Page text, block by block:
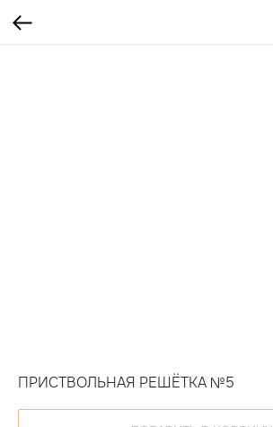
ПРИСТВОЛЬНАЯ РЕШЁТКА №5